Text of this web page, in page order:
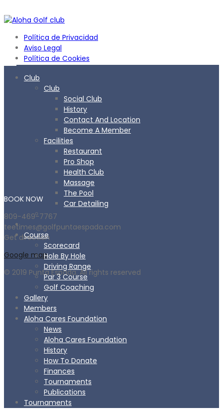
Política de Privacidad
Aviso Legal
Política de Cookies
BOOK NOW
809-469-7767
teetimes@golfpuntaespada.com
Get direction
Google map
© 2019 Punta Espada. All rights reserved
Club
Club
Social Club
History
Contact And Location
Become A Member
Facilities
Restaurant
Pro Shop
Health Club
Massage
The Pool
Car Detailing
Course
Scorecard
Hole By Hole
Driving Range
Par 3 Course
Golf Coaching
Gallery
Members
Aloha Cares Foundation
News
Aloha Cares Foundation
History
How To Donate
Finances
Tournaments
Publications
Tournaments